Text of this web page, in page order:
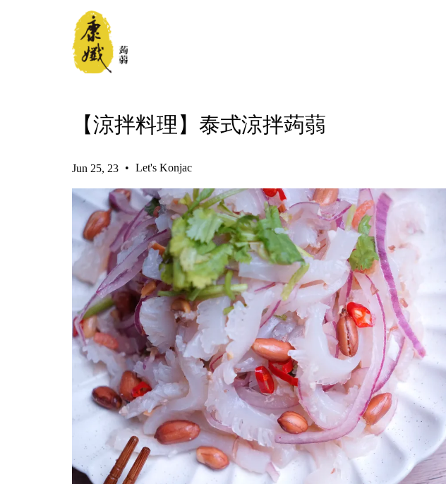
【涼拌料理】泰式涼拌蒟蒻
Jun 25, 23 • Let's Konjac